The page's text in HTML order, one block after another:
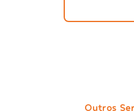
Outros